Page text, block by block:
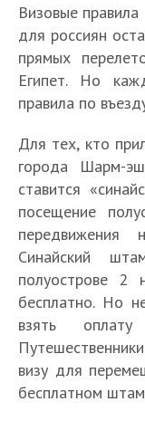
Визовые
для россиян
прямых
Египет. Но
правила по
Для тех, кто
города Шарм-
ставится
посещение
передвижения
Синайский
полуострове 2
бесплатно. Но
взять
визу для
бесплатном